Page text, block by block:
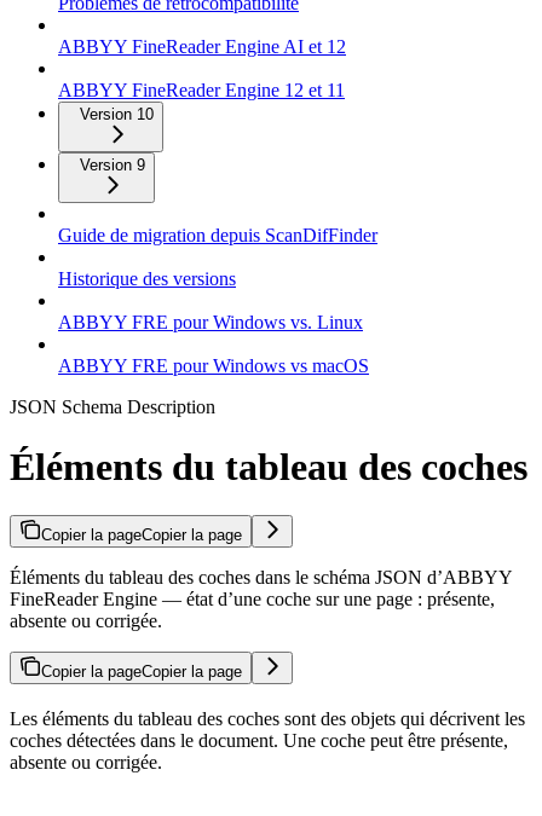
ABBYY FineReader Engine AI et 12
ABBYY FineReader Engine 12 et 11
Version 10
Version 9
Guide de migration depuis ScanDifFinder
Historique des versions
ABBYY FRE pour Windows vs. Linux
ABBYY FRE pour Windows vs macOS
JSON Schema Description
Éléments du tableau des coches
Copier la pageCopier la page
Éléments du tableau des coches dans le schéma JSON d’ABBYY
FineReader Engine — état d’une coche sur une page : présente,
absente ou corrigée.
Copier la pageCopier la page
Les éléments du tableau des coches sont des objets qui décrivent les
coches détectées dans le document. Une coche peut être présente,
absente ou corrigée.